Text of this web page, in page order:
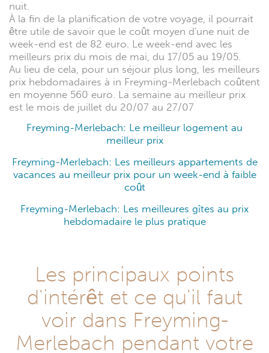
nuit.
À la fin de la planification de votre voyage, il pourrait
être utile de savoir que le coût moyen d'une nuit de
week-end est de 82 euro. Le week-end avec les
meilleurs prix du mois de mai, du 17/05 au 19/05.
Au lieu de cela, pour un séjour plus long, les meilleurs
prix hebdomadaires à in Freyming-Merlebach coûtent
en moyenne 560 euro. La semaine au meilleur prix
est le mois de juillet du 20/07 au 27/07
Freyming-Merlebach: Le meilleur logement au
meilleur prix
Freyming-Merlebach: Les meilleurs appartements de
vacances au meilleur prix pour un week-end à faible
coût
Freyming-Merlebach: Les meilleures gîtes au prix
hebdomadaire le plus pratique
Les principaux points
d'intérêt et ce qu'il faut
voir dans Freyming-
Merlebach pendant votre